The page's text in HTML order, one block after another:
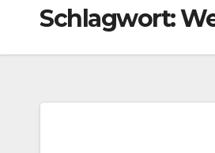
Schlagwort: